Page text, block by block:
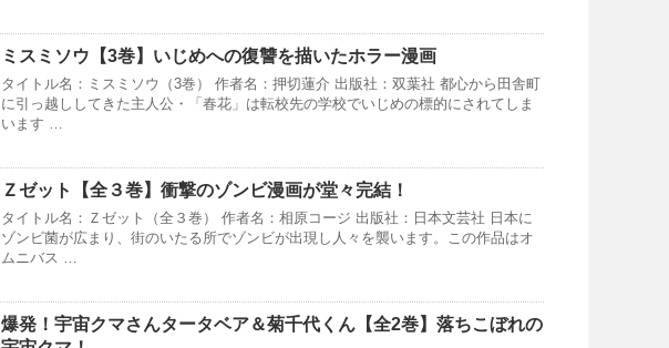
ミスミソウ【3巻】いじめへの復讐を描いたホラー漫画
タイトル名：ミスミソウ（3巻） 作者名：押切蓮介 出版社：双葉社 都心から田舎町
に引っ越ししてきた主人公・「春花」は転校先の学校でいじめの標的にされてしま
います …
Ｚゼット【全３巻】衝撃のゾンビ漫画が堂々完結！
タイトル名：Ｚゼット（全３巻） 作者名：相原コージ 出版社：日本文芸社 日本に
ゾンビ菌が広まり、街のいたる所でゾンビが出現し人々を襲います。この作品はオ
ムニバス …
爆発！宇宙クマさんタータベア＆菊千代くん【全2巻】落ちこぼれの